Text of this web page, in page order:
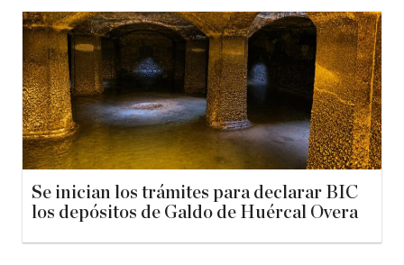
Se inician los trámites para declarar BIC
los depósitos de Galdo de Huércal Overa